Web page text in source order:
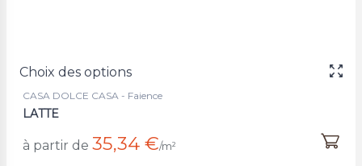
Choix des options
CASA DOLCE CASA - Faience
LATTE
à partir de 35,34 €/m²